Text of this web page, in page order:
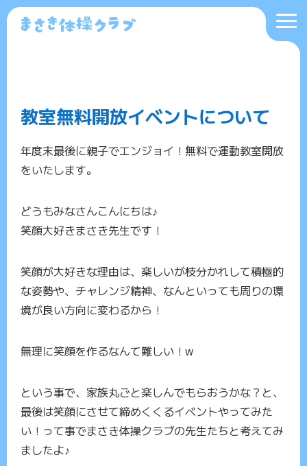
教室無料開放イベントについて
年度末最後に親子でエンジョイ！無料で運動教室開放
をいたします。
どうもみなさんこんにちは♪
笑顔大好きまさき先生です！
笑顔が大好きな理由は、楽しいが枝分かれして積極的
な姿勢や、チャレンジ精神、なんといっても周りの環
境が良い方向に変わるから！
無理に笑顔を作るなんて難しい！w
という事で、家族丸ごと楽しんでもらおうかな？と、
最後は笑顔にさせて締めくくるイベントやってみた
い！って事でまさき体操クラブの先生たちと考えてみ
ましたよ♪